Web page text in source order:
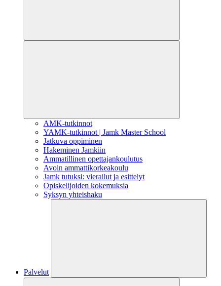
AMK-tutkinnot
YAMK-tutkinnot | Jamk Master School
Jatkuva oppiminen
Hakeminen Jamkiin
Ammatillinen opettajankoulutus
Avoin ammattikorkeakoulu
Jamk tutuksi: vierailut ja esittelyt
Opiskelijoiden kokemuksia
Syksyn yhteishaku
Palvelut